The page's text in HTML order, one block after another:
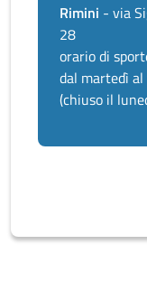
Rimini - via
28
orario di
dal martedì
(chiuso il